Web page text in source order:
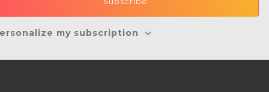
my subscription